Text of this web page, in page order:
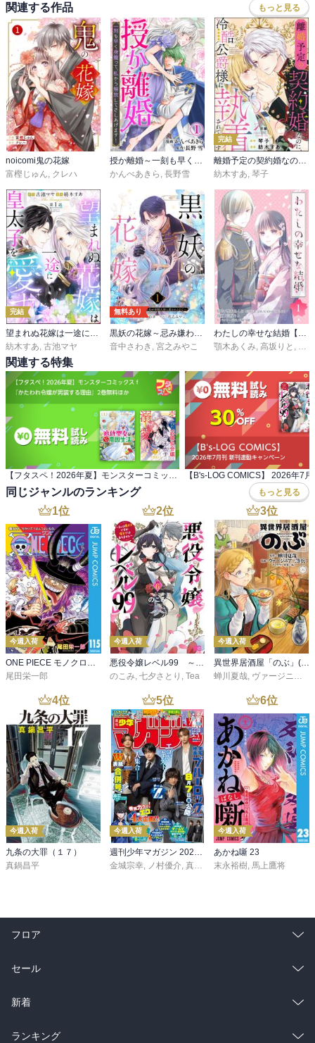
関連する作品 もっと見る
noicomi鬼の花嫁
富樫じゅん, クレハ
授か離婚～一刻も早く身籠って、私から解放してさしあげます！
かんべあきら , 長野雪
完結
離婚予定の契約婚なのに、冷酷公爵様に執着されています（分冊版）
紡木すあ, 琴子
完結
紡木すあ 古池マヤ
無料あり
音中さわき 宮之みやこ
顎木あくみ 高坂りと
関連する特集
同じジャンルのランキング もっと見る
1位
今週入荷
ONE PIECE モノクロ版 115
尾田栄一郎
2位
今週入荷
悪役令嬢レベル99 ～私は裏ボスですが魔王ではありません～ その６
のこみ, 七夕さとり , Tea
3位
今週入荷
異世界居酒屋「のぶ」(22)
蝉川夏哉, ヴァージニア二等兵
4位
今週入荷
九条の大罪（１７）
真鍋昌平
5位
今週入荷
週刊少年マガジン 2026年36・37号[2026年8月5日発売]
金城宗幸, ノ村優介, 真島ヒロ ,宮島礼吏,新川直司
6位
今週入荷
あかね噺 23
末永裕樹, 馬上鷹将
フロア
総合
ラノベ
雑誌・グラビア
セール
総合
ラノベ
新着
総合
ランキング